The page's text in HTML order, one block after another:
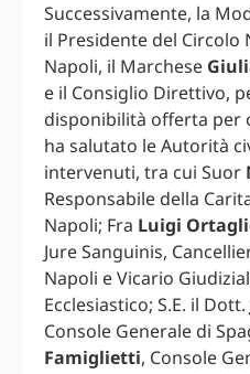
Successivamente, la
il Presidente del Circolo
Napoli, il Marchese
e il Consiglio Direttivo,
disponibilità offerta per
ha salutato le Autorità
intervenuti, tra cui Suor
Responsabile della
Napoli; Fra Luigi
Jure Sanguinis,
Napoli e Vicario
Ecclesiastico; S.E. il Dott.
Console Generale di
Famiglietti, Console